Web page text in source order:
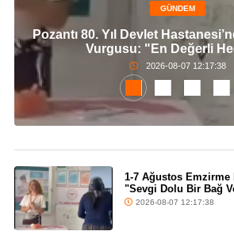
GÜNDEM
Pozantı 80. Yıl Devlet
Vurgusu: "En Değerli
2026-08-07 12:17:38
1-7 Ağustos Emzirme
"Sevgi Dolu Bir Bağ
2026-08-07 12:17:38